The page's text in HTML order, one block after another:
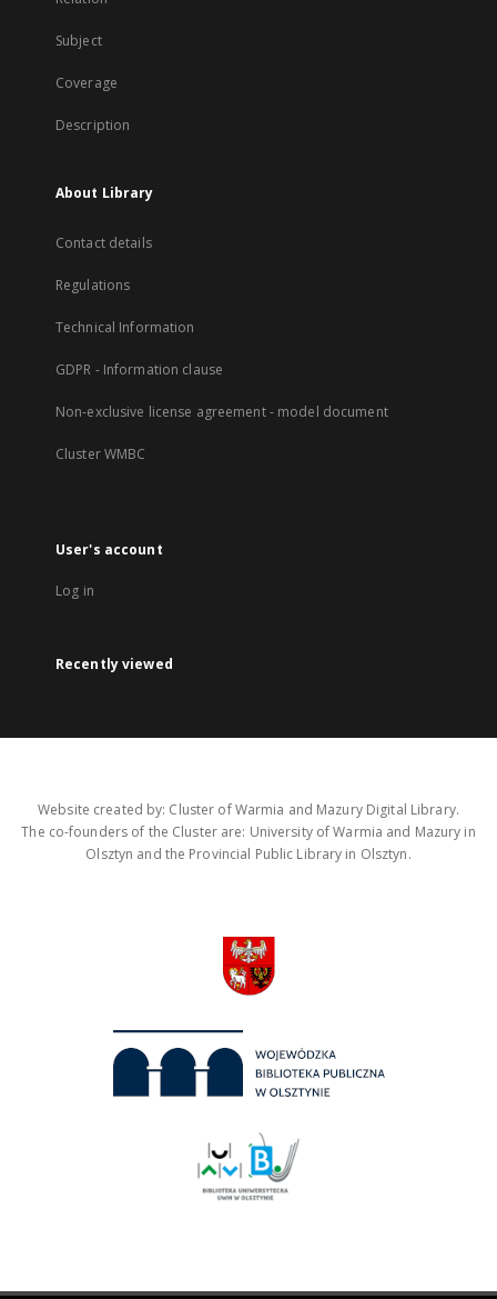
Subject
Coverage
Description
About Library
Contact details
Regulations
Technical Information
GDPR - Information clause
Non-exclusive license agreement - model document
Cluster WMBC
User's account
Log in
Recently viewed
Website created by: Cluster of Warmia and Mazury Digital Library.
The co-founders of the Cluster are: University of Warmia and Mazury in
Olsztyn and the Provincial Public Library in Olsztyn.